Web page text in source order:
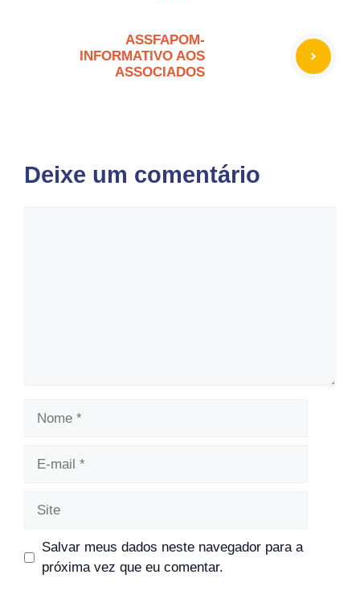
ASSFAPOM-
INFORMATIVO AOS
ASSOCIADOS
Deixe um comentário
Salvar meus dados neste navegador para a
próxima vez que eu comentar.